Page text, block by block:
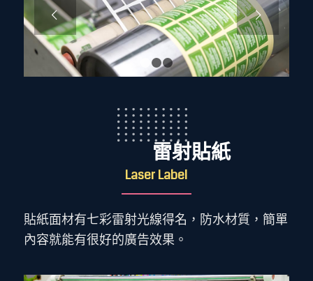
下一頁
1 2 3
雷射貼紙
Laser Label
貼紙面材有七彩雷射光線得名，防水材質，簡單
內容就能有很好的廣告效果。